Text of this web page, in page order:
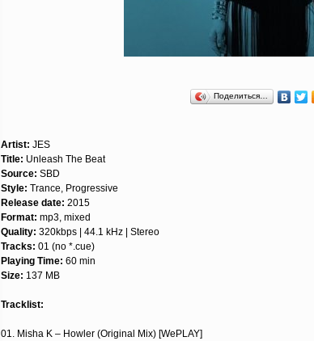
Поделиться…
Artist: JES
Title: Unleash The Beat
Source: SBD
Style: Trance, Progressive
Release date: 2015
Format: mp3, mixed
Quality: 320kbps | 44.1 kHz | Stereo
Tracks: 01 (no *.cue)
Playing Time: 60 min
Size: 137 MB
Tracklist:
01. Misha K – Howler (Original Mix) [WePLAY]